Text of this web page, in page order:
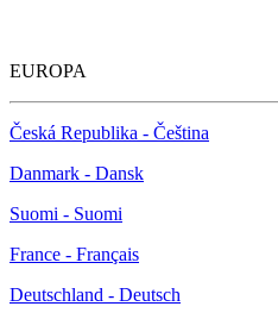
EUROPA
Česká Republika - Čeština
Danmark - Dansk
Suomi - Suomi
France - Français
Deutschland - Deutsch